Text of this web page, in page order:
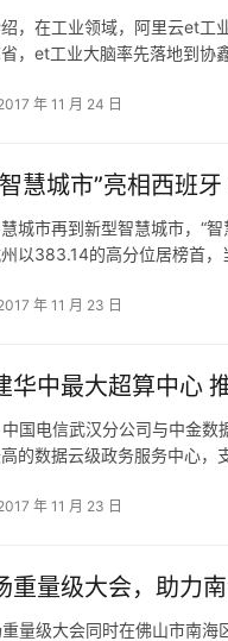
，在工业领域，阿里云et工
，et工业大脑率先落地到协
年 11 月 24 日
慧城市”亮相西班
城市再到新型智慧城市，“
以383.14的高分位居榜首
年 11 月 23 日
华中最大超算中心
中国电信武汉分公司与中金
的数据云级政务服务中心，
年 11 月 23 日
重量级大会，助力
量级大会同时在佛山市南